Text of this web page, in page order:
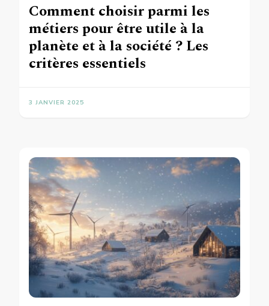
Comment choisir parmi les
métiers pour être utile à la
planète et à la société ? Les
critères essentiels
3 JANVIER 2025